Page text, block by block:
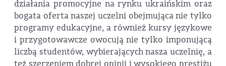
działania promocyjne na rynku ukraińskim oraz
bogata oferta naszej uczelni obejmująca nie tylko
programy edukacyjne, a również kursy językowe
i przygotowawcze owocują nie tylko imponującą
liczbą studentów, wybierających nasza uczelnię, a